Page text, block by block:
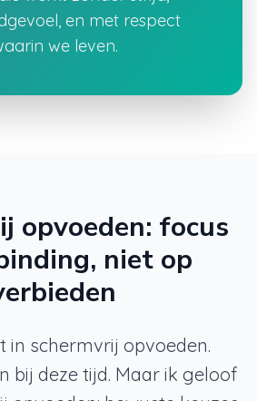
en met respect
we leven.
opvoeden: focus
niet op
in schermvrij opvoeden.
bij deze tijd. Maar ik geloof